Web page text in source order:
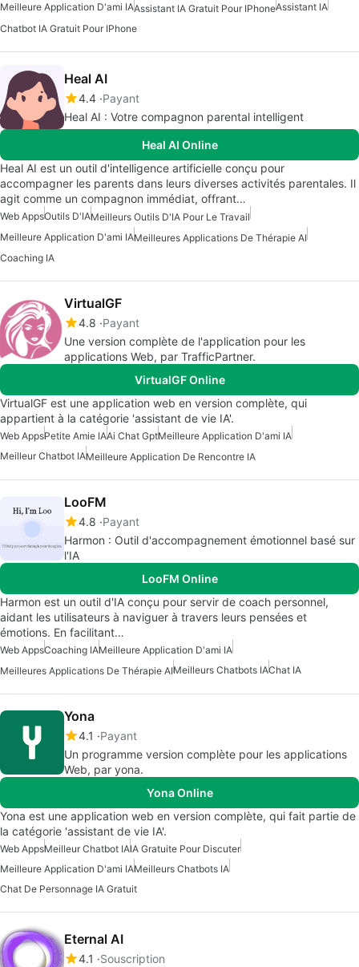
Meilleure Application D'ami IAAssistant IA Gratuit Pour IPhoneAssistant IA
Chatbot IA Gratuit Pour IPhone
Heal AI
4.4 Payant
Heal AI : Votre compagnon parental intelligent
Heal AI Online
Heal AI est un outil d'intelligence artificielle conçu pour
accompagner les parents dans leurs diverses activités parentales. Il
agit comme un compagnon immédiat, offrant…
Web AppsOutils D'IAMeilleurs Outils D'IA Pour Le Travail
Meilleure Application D'ami IAMeilleures Applications De Thérapie AI
Coaching IA
VirtualGF
4.8 Payant
Une version complète de l'application pour les
applications Web, par TrafficPartner.
VirtualGF Online
VirtualGF est une application web en version complète, qui
appartient à la catégorie 'assistant de vie IA'.
Web AppsPetite Amie IAAi Chat GptMeilleure Application D'ami IA
Meilleur Chatbot IAMeilleure Application De Rencontre IA
LooFM
4.8 Payant
Harmon : Outil d'accompagnement émotionnel basé sur
l'IA
LooFM Online
Harmon est un outil d'IA conçu pour servir de coach personnel,
aidant les utilisateurs à naviguer à travers leurs pensées et
émotions. En facilitant…
Web AppsCoaching IAMeilleure Application D'ami IA
Meilleures Applications De Thérapie AIMeilleurs Chatbots IAChat IA
Yona
4.1
Payant
Un programme version complète pour les applications
Web, par yona.
Yona Online
Yona est une application web en version complète, qui fait partie de
la catégorie 'assistant de vie IA'.
Web AppsMeilleur Chatbot IAIA Gratuite Pour Discuter
Meilleure Application D'ami IAMeilleurs Chatbots IA
Chat De Personnage IA Gratuit
Eternal AI
4.1
Souscription